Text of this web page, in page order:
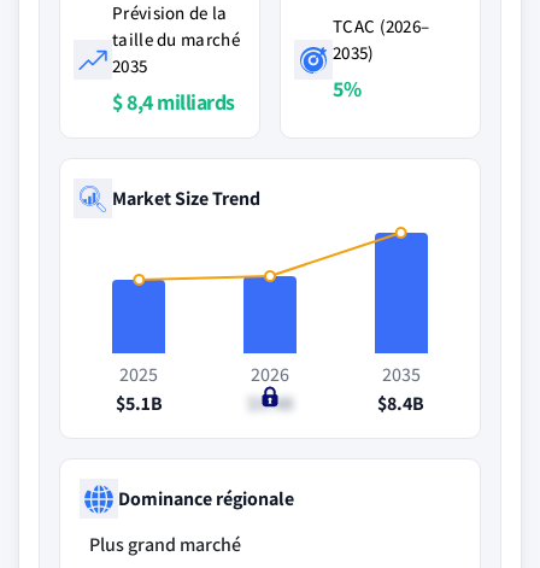
Prévision de la
taille du marché
2035
$ 8,4 milliards
TCAC (2026–
2035)
5%
Market Size Trend
2025
$5.1B
2026
$5.4B
2035
$8.4B
Dominance régionale
Plus grand marché